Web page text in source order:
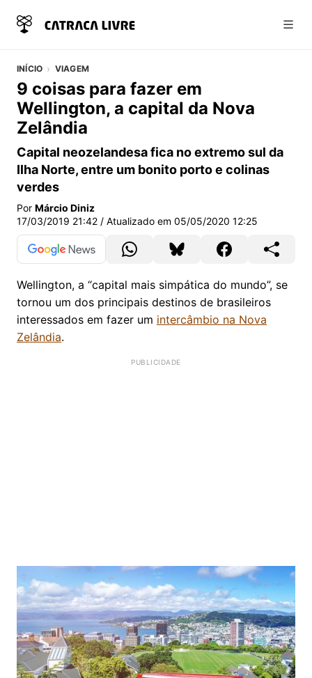
INÍCIO VIAGEM
9 coisas para fazer em
Wellington, a capital da Nova
Zelândia
Capital neozelandesa fica no extremo sul da
Ilha Norte, entre um bonito porto e colinas
verdes
Por Márcio Diniz
17/03/2019 21:42 / Atualizado em 05/05/2020 12:25
Wellington, a “capital mais simpática do mundo”, se
tornou um dos principais destinos de brasileiros
interessados em fazer um intercâmbio na Nova
Zelândia.